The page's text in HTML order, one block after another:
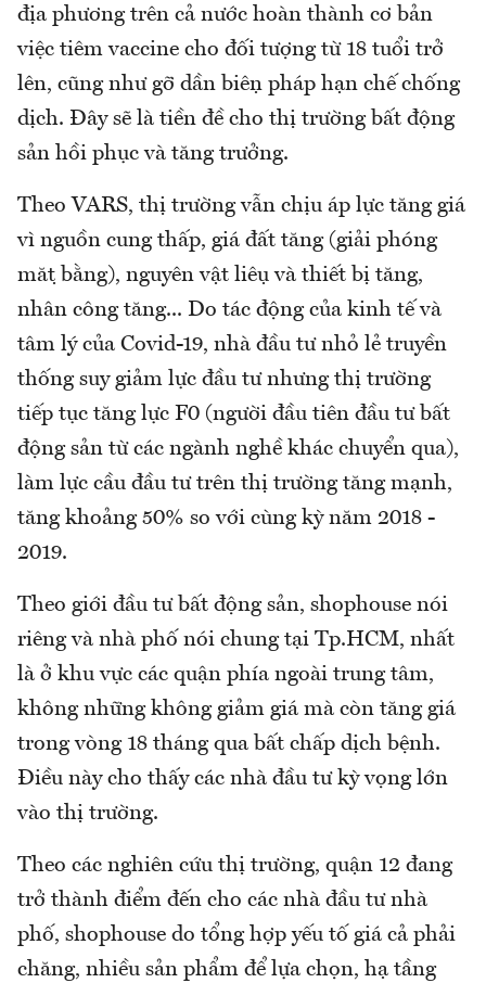
địa phương trên cả nước hoàn thành cơ bản
việc tiêm vaccine cho đối tượng từ 18 tuổi trở
lên, cũng như gỡ dần biện pháp hạn chế chống
dịch. Đây sẽ là tiền đề cho thị trường bất động
sản hồi phục và tăng trưởng.
Theo VARS, thị trường vẫn chịu áp lực tăng giá
vì nguồn cung thấp, giá đất tăng (giải phóng
mặt bằng), nguyên vật liệu và thiết bị tăng,
nhân công tăng... Do tác động của kinh tế và
tâm lý của Covid-19, nhà đầu tư nhỏ lẻ truyền
thống suy giảm lực đầu tư nhưng thị trường
tiếp tục tăng lực F0 (người đầu tiên đầu tư bất
động sản từ các ngành nghề khác chuyển qua),
làm lực cầu đầu tư trên thị trường tăng mạnh,
tăng khoảng 50% so với cùng kỳ năm 2018 -
2019.
Theo giới đầu tư bất động sản, shophouse nói
riêng và nhà phố nói chung tại Tp.HCM, nhất
là ở khu vực các quận phía ngoài trung tâm,
không những không giảm giá mà còn tăng giá
trong vòng 18 tháng qua bất chấp dịch bệnh.
Điều này cho thấy các nhà đầu tư kỳ vọng lớn
vào thị trường.
Theo các nghiên cứu thị trường, quận 12 đang
trở thành điểm đến cho các nhà đầu tư nhà
phố, shophouse do tổng hợp yếu tố giá cả phải
chăng, nhiều sản phẩm để lựa chọn, hạ tầng